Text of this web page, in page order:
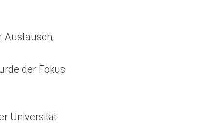
Austausch,
der Fokus
Universität